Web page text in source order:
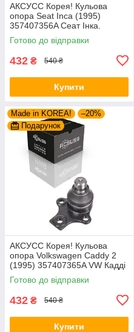
AКСУСС Корея! Кульова
опора Seat Inca (1995)
357407356A Сеат Інка.
Aксусс Корея - Оригинал!
Готово до відправки
432 ₴ 540 ₴
Купити
Made in KOREA!
–20%
Подарунок
AКСУСС Корея! Кульова
опора Volkswagen Caddy 2
(1995) 357407365A VW Кадді
2. Aксусс Корея - Оригинал!
Готово до відправки
432 ₴ 540 ₴
Купити